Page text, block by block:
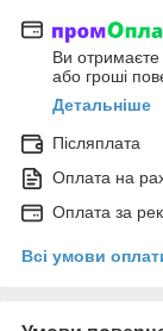
Ви
або гроші
Детальніше
Післяплата
Оплата на
Оплата за
Всі умови